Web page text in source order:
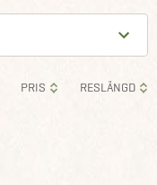
PRIS RESLÄNGD